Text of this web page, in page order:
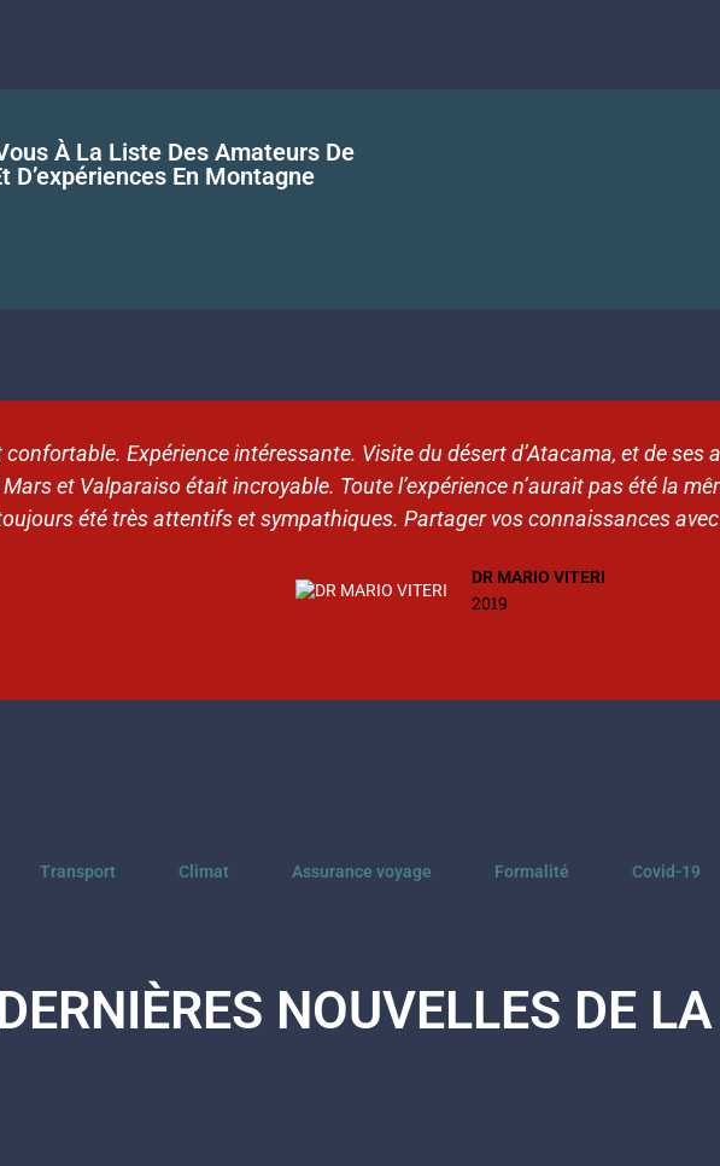
À La Liste Des Amateurs De
D’expériences En Montagne
confortable. Expérience intéressante. Visite du désert d’Atacama, et de ses
Mars et Valparaiso était incroyable. Toute l’expérience n’aurait pas été la
été très attentifs et sympathiques. Partager vos connaissances
DR MARIO VITERI
2019
Transport Climat Assurance voyage Formalité Covid-19
NOUVELLES DE LA